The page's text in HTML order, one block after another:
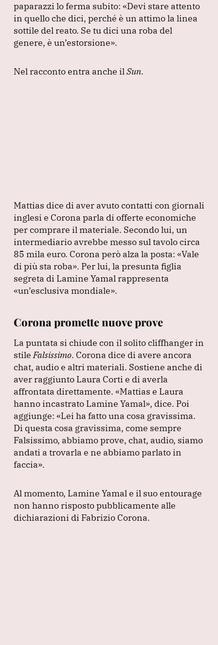
paparazzi lo ferma subito: «Devi stare attento
in quello che dici, perché è un attimo la linea
sottile del reato. Se tu dici una roba del
genere, è un’estorsione».
Nel racconto entra anche ilSun.
Mattias dice di aver avuto contatti con giornali
inglesi e Corona parla di offerte economiche
per comprare il materiale. Secondo lui, un
intermediario avrebbe messo sul tavolo circa
85 mila euro. Corona però alza la posta: «Vale
di più sta roba». Per lui, la presunta figlia
segreta di Lamine Yamal rappresenta
«un’esclusiva mondiale».
Corona promette nuove prove
La puntata si chiude con il solito cliffhanger in
stileFalsissimo. Corona dice di avere ancora
chat, audio e altri materiali. Sostiene anche di
aver raggiunto Laura Corti e di averla
affrontata direttamente. «Mattias e Laura
hanno incastrato Lamine Yamal», dice. Poi
aggiunge: «Lei ha fatto una cosa gravissima.
Di questa cosa gravissima, come sempre
Falsissimo, abbiamo prove, chat, audio, siamo
andati a trovarla e ne abbiamo parlato in
faccia».
Al momento, Lamine Yamal e il suo entourage
non hanno risposto pubblicamente alle
dichiarazioni di Fabrizio Corona.